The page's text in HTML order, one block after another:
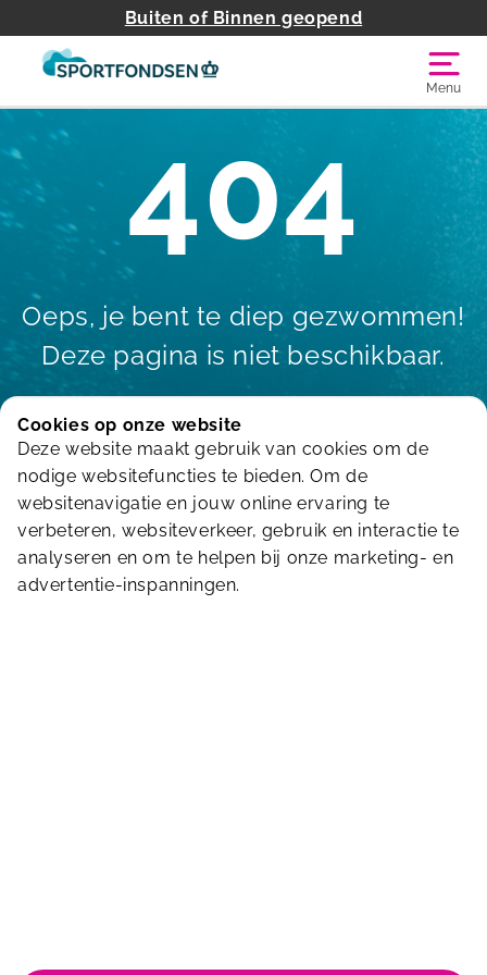
Buiten of Binnen geopend
Menu
404
Oeps, je bent te diep gezwommen!
Deze pagina is niet beschikbaar.
Terug naar de homepagina
Stuur ons een bericht
Cookies op onze website
Deze website maakt gebruik van cookies om de
nodige websitefuncties te bieden. Om de
websitenavigatie en jouw online ervaring te
verbeteren, websiteverkeer, gebruik en interactie te
analyseren en om te helpen bij onze marketing- en
advertentie-inspanningen.